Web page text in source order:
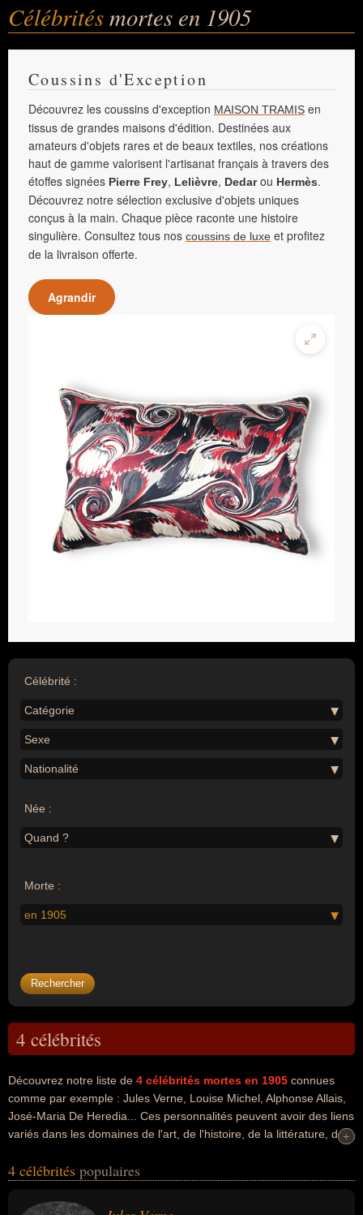
Célébritésmortes en 1905
Coussins d'Exception
Découvrez les coussins d'exception MAISON TRAMIS en
tissus de grandes maisons d'édition. Destinées aux
amateurs d'objets rares et de beaux textiles, nos créations
haut de gamme valorisent l'artisanat français à travers des
étoffes signées Pierre Frey, Lelièvre, Dedarou Hermès.
Découvrez notre sélection exclusive d'objets uniques
conçus à la main. Chaque pièce raconte une histoire
singulière. Consultez tous nos coussins de luxe et profitez
de la livraison offerte.
Agrandir
Célébrité :
Catégorie
Sexe
Nationalité
Née :
Quand ?
Morte :
en 1905
4 célébrités
Découvrez notre liste de 4 célébrités mortes en 1905 connues
comme par exemple : Jules Verne, Louise Michel, Alphonse Allais,
José-Maria De Heredia... Ces personnalités peuvent avoir des liens
variés dans les domaines de l'art, de l'histoire, de la littérature, de
également avoir été artiste, écrivain, romancier, anarchiste, homme
nationalités au moment de leurs morts, ils peuvent avoir été
+
+
4 célébrités populaires